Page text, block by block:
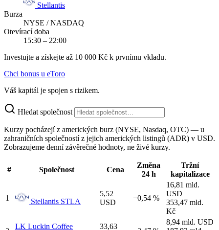
Stellantis
Burza
NYSE / NASDAQ
Otevírací doba
15:30 – 22:00
Investujte a získejte až 10 000 Kč k prvnímu vkladu.
Chci bonus u eToro
Váš kapitál je spojen s rizikem.
Hledat společnost
Kurzy pocházejí z amerických burz (NYSE, Nasdaq, OTC) — u
zahraničních společností z jejich amerických listingů (ADR) v USD.
Zobrazujeme denní závěrečné hodnoty, ne živé kurzy.
# Společnost Cena
Změna
24 h
Tržní
kapitalizace
1 Stellantis STLA
5,52
USD
−0,54 %
16,81 mld.
USD
353,47 mld.
Kč
LK Luckin Coffee
33,63
8,94 mld. USD